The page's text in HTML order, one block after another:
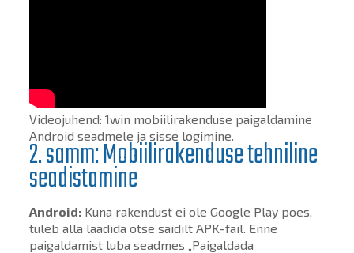
Videojuhend: 1win mobiilirakenduse paigaldamine
Android seadmele ja sisse logimine.
2. samm: Mobiilirakenduse tehniline
seadistamine
Android:Kuna rakendust ei ole Google Play poes,
tuleb alla laadida otse saidilt APK-fail. Enne
paigaldamist luba seadmes „Paigaldada